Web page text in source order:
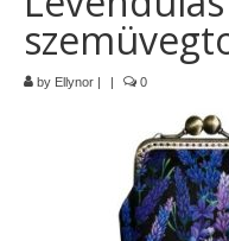
Termékek
Szettek
Akciós
Táskák
Neszeszerek
by Ellynor | | 0